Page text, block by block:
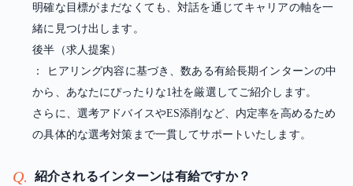
明確な目標がまだなくても、対話を通じてキャリアの軸を一
緒に見つけ出します。
後半（求人提案）
： ヒアリング内容に基づき、数ある有給長期インターンの中
から、あなたにぴったりな1社を厳選してご紹介します。
さらに、選考アドバイスやES添削など、内定率を高めるため
の具体的な選考対策まで一貫してサポートいたします。
Q. 紹介されるインターンは有給ですか？